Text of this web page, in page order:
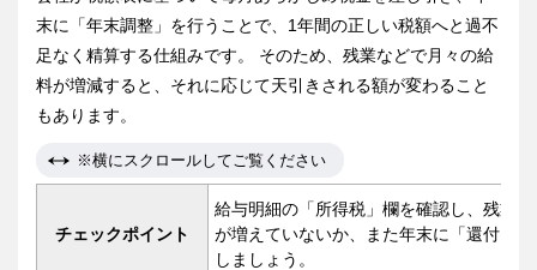
末に「年末調整」を行うことで、1年間の正しい税額へと過不
足なく精算する仕組みです。 そのため、残業などで月々の給
料が増減すると、それに応じて天引きされる額が変わること
もあります。
※横にスクロールしてご覧ください
チェックポイント
給与明細の「所得税」欄を確認し、残業
が増えていないか、また年末に「還付（
しましょう。